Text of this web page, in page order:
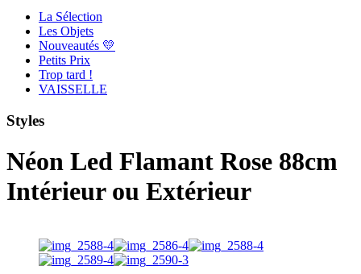
La Sélection
Les Objets
Nouveautés 💛
Petits Prix
Trop tard !
VAISSELLE
Styles
Néon Led Flamant Rose 88cm
Intérieur ou Extérieur